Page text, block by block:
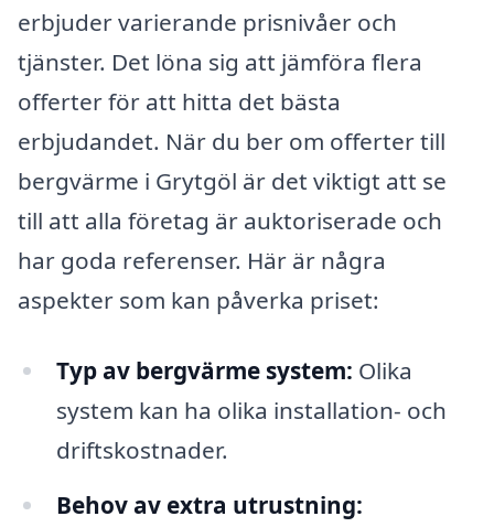
erbjuder varierande prisnivåer och
tjänster. Det löna sig att jämföra flera
offerter för att hitta det bästa
erbjudandet. När du ber om offerter till
bergvärme i Grytgöl är det viktigt att se
till att alla företag är auktoriserade och
har goda referenser. Här är några
aspekter som kan påverka priset:
Typ av bergvärme system: Olika
system kan ha olika installation- och
driftskostnader.
Behov av extra utrustning: